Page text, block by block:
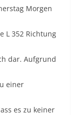
Morgen
L 352 Richtung
dar. Aufgrund
einer
es zu keiner